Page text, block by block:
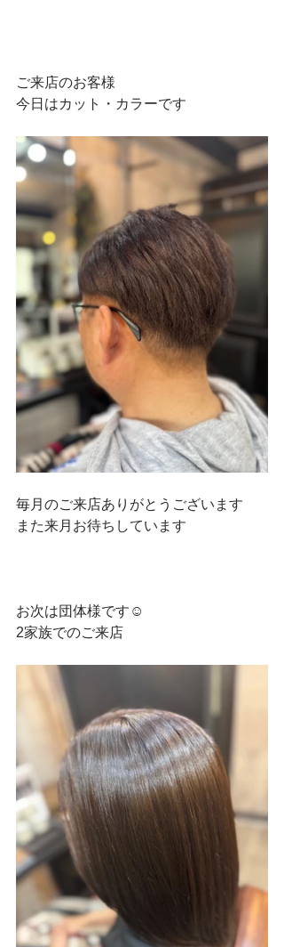
ご来店のお客様
今日はカット・カラーです
毎月のご来店ありがとうございます
また来月お待ちしています
お次は団体様です☺
2家族でのご来店